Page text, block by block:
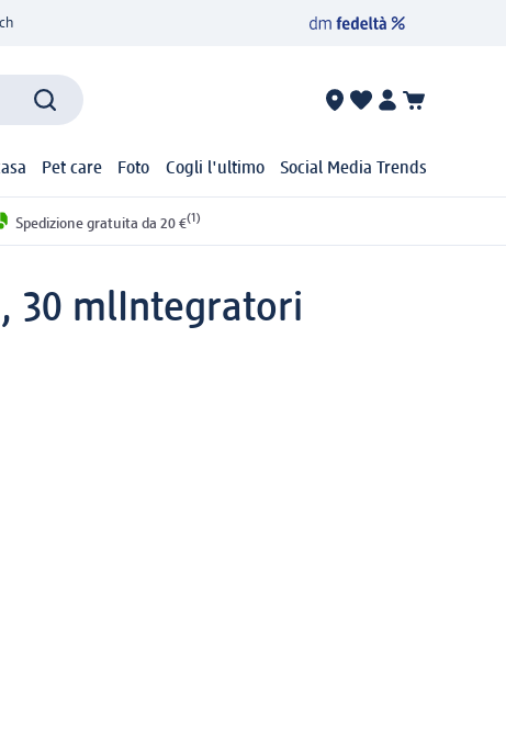
Pet care Foto Cogli l'ultimo Social Media Trends
Spedizione gratuita da 20 €(1)
30 mlIntegratori